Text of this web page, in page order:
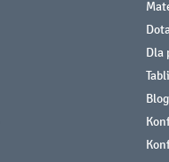
Dla